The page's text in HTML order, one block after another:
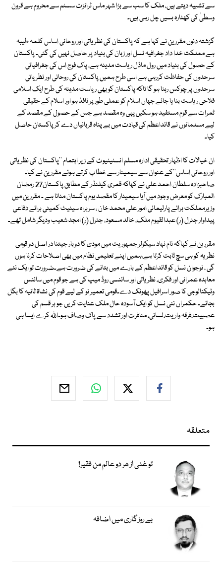
سے تشبیہ دیتے ہیں، ملک کا سب سے بڑا شہر ماس ٹرانزٹ سسٹم سے محروم ہے قرون
وسطیٰ کی کھٹارہ بسیں چل رہی ہیں۔
گزشتہ دنوں مقررین نے کہا ہے کہ پاکستان کی نظریاتی اور روحانی اساس کلمہ طیبہ
ہے مملکت خدا داد جغرافیہ نسل اور زبان کی بنیاد پر حاصل نہیں کی گئی۔ پاکستان
کے حصول کی بنیاد میں رول ماڈل ریاست مدینہ ہے، پاک فوج اس کی جغرافیائی
سرحدوں کی حفاظت کررہی ہے اسی طرح ہمیں پاکستان کی روحانی اور نظریاتی
سرحدوں پر چوکس رہنا ہو گا تاکہ پاکستان کو بھی ریاست مدینہ کی طرح ایک اسلامی
فلاحی ریاست بنا یا جائے جہاں اسلام کو عملی طور پر نافذ ہو اور اسلام کے حقیقی
ثمرات سے قوم مستفید ہو سکیں یہی وہ مقصد ہے جس کے حصول کے مقصد کے
لیے مسلمانوں نے قائداعظم کی قیادت میں بے پناہ قربانیاں دے کر پاکستان حاصل
کیا۔
ان خیالات کا اظہار تحقیقی ادارہ مسلم انسٹیٹیوٹ کے زیر اہتمام ''پاکستان کی نظریاتی
اور روحانی اساس''کے عنوان سے سیمینار سے خطاب کرتے ہوئے مقررین نے کیا۔
صاحبزادہ سلطان احمد علی نے کہاکہ قمری کیلنڈر کے مطابق پاکستان27 رمضان
المبارک کو معرض وجود میں آیا سیمینار کا مقصد یوم پاکستان منانا ہے ۔ مقررین میں
وزیرمملکت برائے پارلیمانی امور علی محمد خان ، سربراہ سینیٹ کمیٹی برائے دفاعی
پیداوار جنرل (ر) عبدالقیوم ملک، خالد مسعود، جنرل (ر) امجد شعیب ودیگر شامل تھے۔
مقررین نے کہاکہ نام نہاد سیکولر جمہوریت میں مودی کا دوبار جیتنا در اصل دو قومی
نظریہ کو ہی سچ ثابت کرتا ہے،ہمیں اپنے تعلیمی نظام میں بھی اصلاحات کرنا ہوں
گی ، نوجوان نسل کو قائداعظم کے بارے میں بتانے کی ضرورت ہے۔ضرورت تو ایک نئے
معاہدہ عمرانی اور فکری، نظریاتی اور سائنسی روڈ میپ کی ہے جو قوم میں سائنس
وٹیکنالوجی کا صور اسرافیل پھونک دے۔قومی تعمیر نو کے لیے قوم کی نشاۃ ثانیہ کا بگل
بجائے۔ حکمراں نئی نسل کو ایک آسودہ حال ملک عنایت کریں جو ہر قسم کی
عصبیت،فرقہ واریت،لسانی، منافرت اور تشدد سے پاک وصاف ہو۔اللہ کرے ایسا ہی
ہو۔
متعلقہ
تو غنی از ھر دو عالم من فقیر!
بے روزگاری میں اضافہ